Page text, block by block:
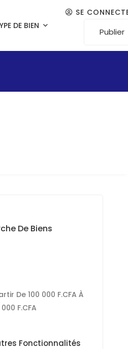
DE BIEN
SE
Publier
De Biens
De100 000 F.CFA À
F.CFA
Fonctionnalités